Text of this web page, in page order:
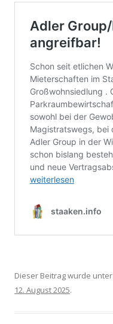
Dieser Beitrag wurde unter
12. August 2025.